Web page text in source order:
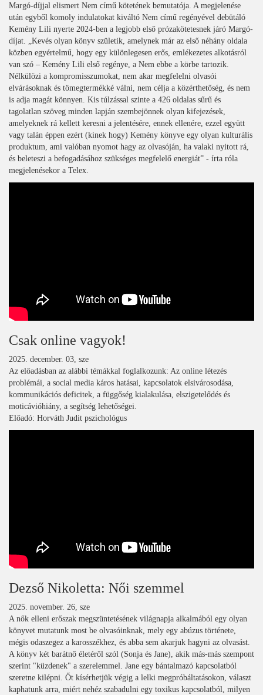
Margó-díjjal elismert Nem című kötetének bemutatója. A megjelenése
után egyből komoly indulatokat kiváltó Nem című regényével debütáló
Kemény Lili nyerte 2024-ben a legjobb első prózakötetesnek járó Margó-
díjat. „Kevés olyan könyv születik, amelynek már az első néhány oldala
közben egyértelmű, hogy egy különlegesen erős, emlékezetes alkotásról
van szó – Kemény Lili első regénye, a Nem ebbe a körbe tartozik.
Nélkülözi a kompromisszumokat, nem akar megfelelni olvasói
elvárásoknak és tömegtermékké válni, nem célja a közérthetőség, és nem
is adja magát könnyen. Kis túlzással szinte a 426 oldalas sűrű és
tagolatlan szöveg minden lapján szembejönnek olyan kifejezések,
amelyeknek rá kellett keresni a jelentésére, ennek ellenére, ezzel együtt
vagy talán éppen ezért (kinek hogy) Kemény könyve egy olyan kulturális
produktum, ami valóban nyomot hagy az olvasóján, ha valaki nyitott rá,
és beleteszi a befogadásához szükséges megfelelő energiát” - írta róla
megjelenésekor a Telex.
Csak online vagyok!
2025. december. 03, sze
Az előadásban az alábbi témákkal foglalkozunk: Az online létezés
problémái, a social media káros hatásai, kapcsolatok elsivárosodása,
kommunikációs deficitek, a függőség kialakulása, elszigetelődés és
moticávióhiány, a segítség lehetőségei.
Előadó: Horváth Judit pszichológus
Dezső Nikoletta: Női szemmel
2025. november. 26, sze
A nők elleni erőszak megszüntetésének világnapja alkalmából egy olyan
könyvet mutatunk most be olvasóinknak, mely egy abúzus története,
mégis odaszegez a karosszékhez, és abba sem akarjuk hagyni az olvasást.
A könyv két barátnő életéről szól (Sonja és Jane), akik más-más szempont
szerint "küzdenek" a szerelemmel. Jane egy bántalmazó kapcsolatból
szeretne kilépni. Őt kísérhetjük végig a lelki megpróbáltatásokon, választ
kaphatunk arra, miért nehéz szabadulni egy toxikus kapcsolatból, milyen